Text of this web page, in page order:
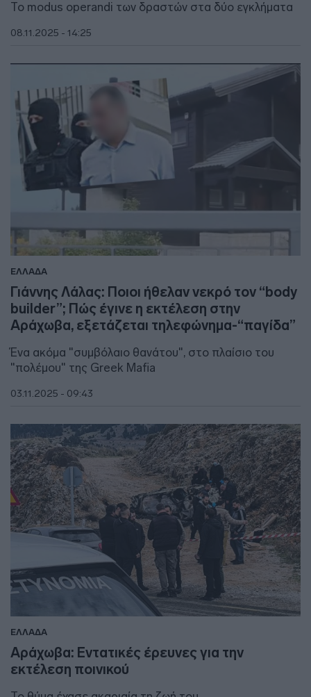
Το modus operandi των δραστών στα δύο εγκλήματα
08.11.2025 - 14:25
ΕΛΛΑΔΑ
Γιάννης Λάλας: Ποιοι ήθελαν νεκρό τον “body
builder”; Πώς έγινε η εκτέλεση στην
Αράχωβα, εξετάζεται τηλεφώνημα-“παγίδα”
Ένα ακόμα "συμβόλαιο θανάτου", στο πλαίσιο του
"πολέμου" της Greek Mafia
03.11.2025 - 09:43
ΕΛΛΑΔΑ
Αράχωβα: Εντατικές έρευνες για την
εκτέλεση ποινικού